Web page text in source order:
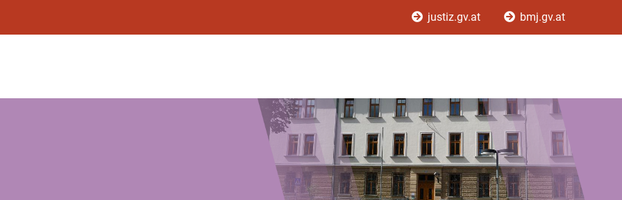
justiz.gv.at bmj.gv.at